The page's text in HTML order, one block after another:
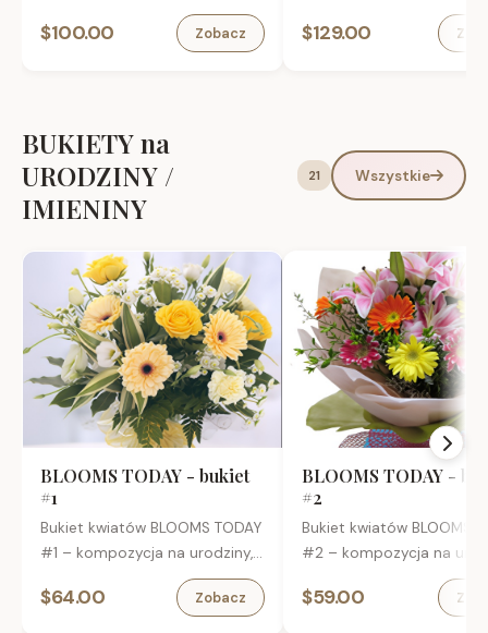
Vermouth 1L, bomboniera ,
karta okolicznosciowa.
$100.00 Zobacz
0.75L w torebce
karta okolicznosciowa.
$129.00
BUKIETY na
URODZINY /
IMIENINY
21 Wszystkie
BLOOMS TODAY - bukiet
#1
Bukiet kwiatów BLOOMS TODAY
#1 – kompozycja na urodziny,
imieniny i inne okazje.
$64.00 Zobacz
BLOOMS TODAY -
#2
Bukiet kwiatów BLOOMS
#2 – kompozycja na
imieniny i inne okazje.
$59.00